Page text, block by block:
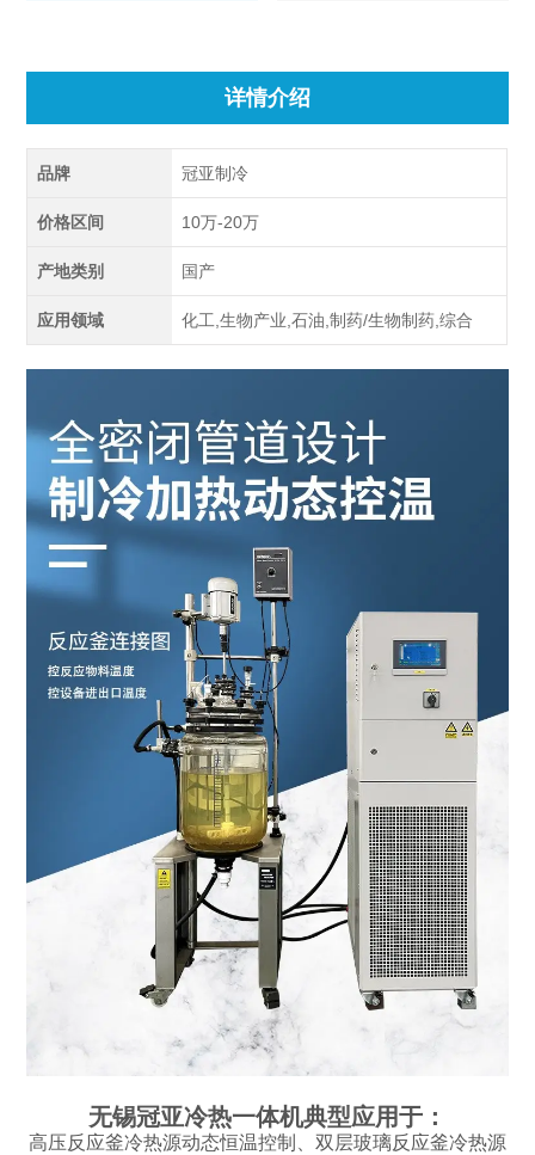
详情介绍
品牌 冠亚制冷
价格区间 10万-20万
产地类别 国产
应用领域 化工,生物产业,石油,制药/生物制药,综合
无锡冠亚冷热一体机典型应用于：
高压反应釜冷热源动态恒温控制、双层玻璃反应釜冷热源